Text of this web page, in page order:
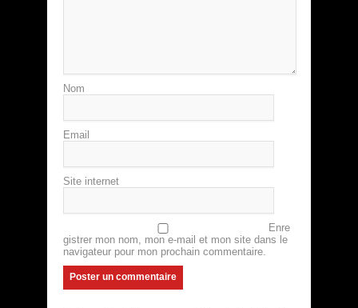
Nom
Email
Site internet
Enre
gistrer mon nom, mon e-mail et mon site dans le
navigateur pour mon prochain commentaire.